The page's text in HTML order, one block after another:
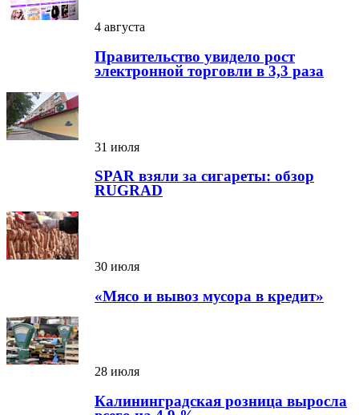
4 августа
Правительство увидело рост
электронной торговли в 3,3 раза
31 июля
SPAR взяли за сигареты: обзор
RUGRAD
30 июля
«Мясо и вывоз мусора в кредит»
28 июля
Калининградская розница выросла